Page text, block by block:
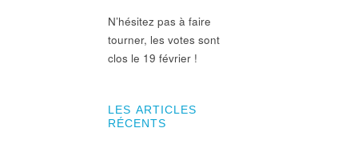
N’hésitez pas à faire
tourner, les votes sont
clos le 19 février !
LES ARTICLES
RÉCENTS